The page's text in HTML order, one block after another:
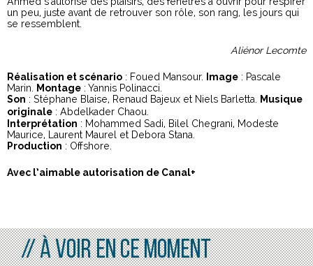
un peu, juste avant de retrouver son rôle, son rang, les jours qui
se ressemblent.
Aliénor Lecomte
Réalisation et scénario : Foued Mansour. Image : Pascale
Marin.
Montage : Yannis Polinacci.
Son : Stéphane Blaise, Renaud Bajeux et Niels Barletta.
Musique
originale : Abdelkader Chaou.
Interprétation : Mohammed Sadi, Bilel Chegrani, Modeste
Maurice, Laurent Maurel et Debora Stana.
Production : Offshore.
Avec l’aimable autorisation de Canal+
// À voir en ce moment